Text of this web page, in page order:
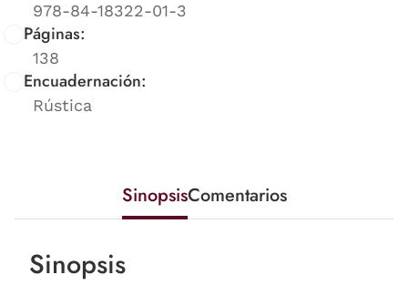
978-84-18322-01-3
Páginas:
138
Encuadernación:
Rústica
SinopsisComentarios
Sinopsis